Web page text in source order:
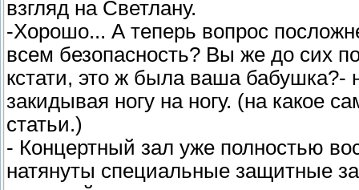
взгляд на Светлану.
-Хорошо... А теперь вопрос
всем безопасность? Вы же до сих
кстати, это ж была ваша бабушка?-
закидывая ногу на ногу. (на какое
статьи.)
- Концертный зал уже полностью
натянуты специальные защитные